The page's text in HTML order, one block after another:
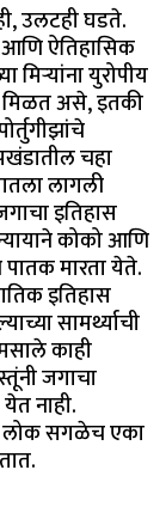
उलटही घडते.
आणि ऐतिहासिक
युरोपीय
मिळत असे, इतकी
चहा
लागली
इतिहास
कोको आणि
मारता येते.
इतिहास
सामर्थ्याची
काही
जगाचा
नाही.
लोक सगळेच एका